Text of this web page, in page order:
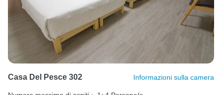
Casa Del Pesce 302 Informazioni sulla camera